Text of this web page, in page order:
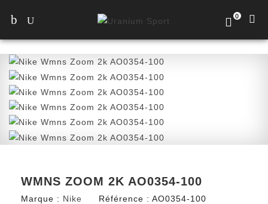
0
WMNS ZOOM 2K AO0354-100
Marque : Nike Référence : AO0354-100